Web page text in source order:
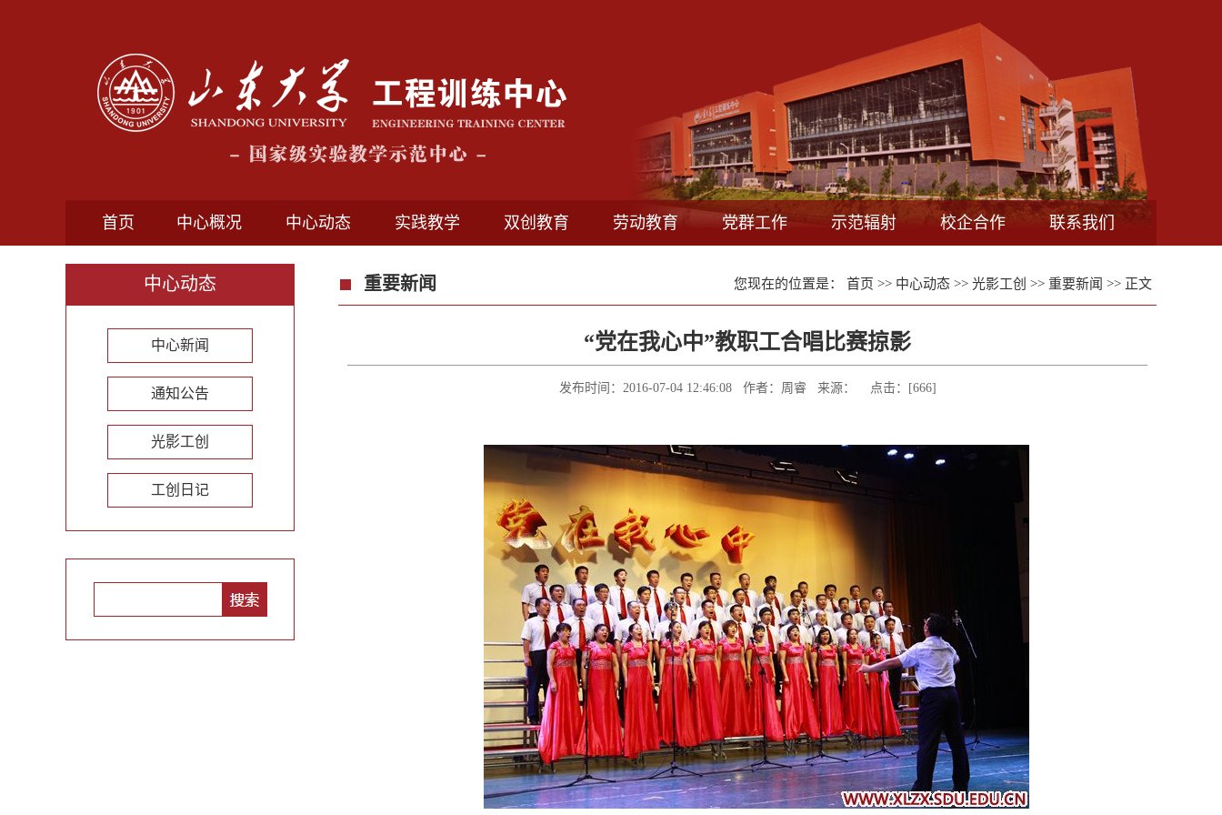
首页 中心概况 中心动态 实践教学 双创教育 劳动教育 党群工作 示范辐射 校企合作 联系我们
中心动态
中心新闻
通知公告
光影工创
工创日记
重要新闻 您现在的位置是： 首页 >> 中心动态 >> 光影工创 >> 重要新闻 >> 正文
“党在我心中”教职工合唱比赛掠影
发布时间：2016-07-04 12:46:08 作者：周睿 来源： 点击：[666]